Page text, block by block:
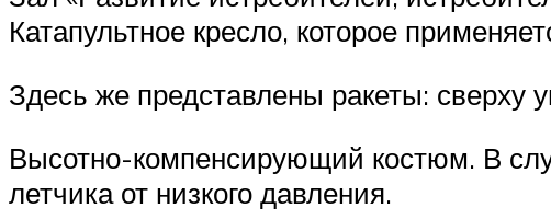
Катапультное кресло, которое
Здесь же представлены ракеты: сверху
Высотно-компенсирующий костюм. В
летчика от низкого давления.